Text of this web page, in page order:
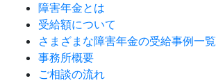
障害年金とは
受給額について
さまざまな障害年金の受給事例一覧
事務所概要
ご相談の流れ